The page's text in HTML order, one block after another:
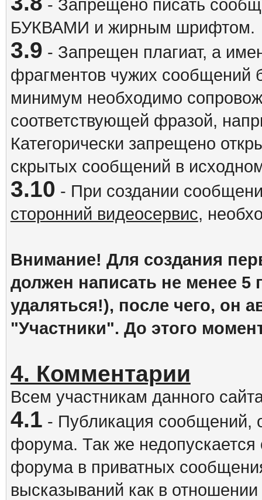
- Запрещено писать
БУКВАМИ и жирным шрифтом.
3.9 - Запрещен плагиат, а
фрагментов чужих сообщений
минимум необходимо
соответствующей фразой,
Категорически запрещено
скрытых сообщений в
3.10 - При создании
сторонний видеосервис,
Внимание! Для создания
должен написать не менее
удаляться!), после чего, он
"Участники". До этого
4. Комментарии
Всем участникам данного
4.1 - Публикация сообщений,
форума. Так же недопускается
форума в приватных
высказываний как в